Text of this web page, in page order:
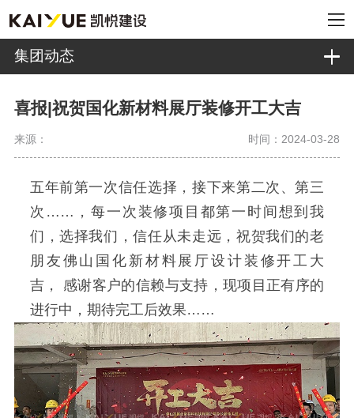
集团动态
喜报|祝贺国化新材料展厅装修开工大吉
来源： 时间：2024-03-28
五年前第一次信任选择，接下来第二次、第三
次……，每一次装修项目都第一时间想到我
们，选择我们，信任从未走远，祝贺我们的老
朋友佛山国化新材料展厅设计装修开工大
吉， 感谢客户的信赖与支持，现项目正有序的
进行中，期待完工后效果……